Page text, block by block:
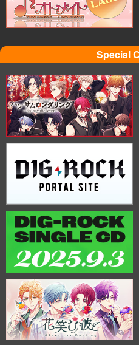
Special